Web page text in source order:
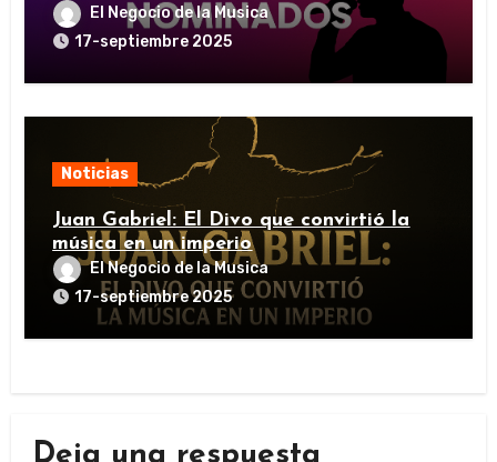
El Negocio de la Musica
17-septiembre 2025
Noticias
Juan Gabriel: El Divo que convirtió la
música en un imperio
El Negocio de la Musica
17-septiembre 2025
Deja una respuesta